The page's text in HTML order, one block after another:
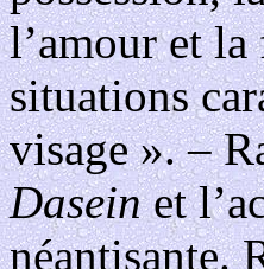
l’amour et
situations
visage ». –
Daseinet
néantisante.